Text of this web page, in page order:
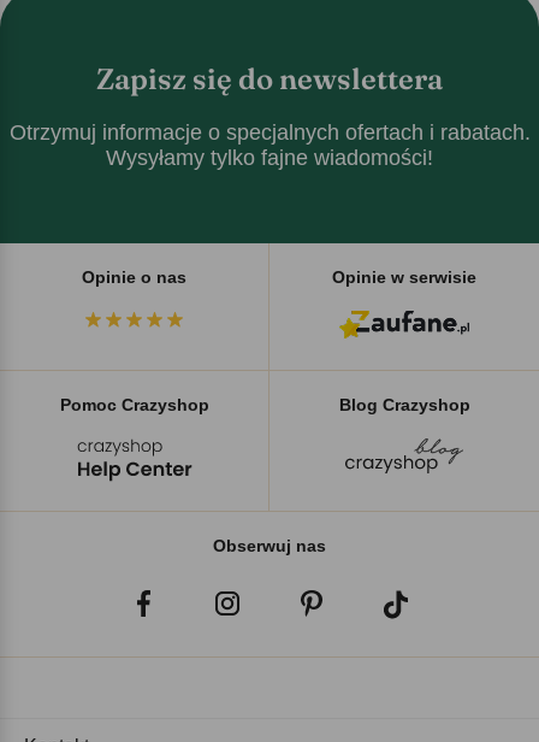
Zapisz się do newslettera
Otrzymuj informacje o specjalnych ofertach i rabatach.
Wysyłamy tylko fajne wiadomości!
Opinie o nas Opinie w serwisie
Pomoc Crazyshop Blog Crazyshop
Obserwuj nas